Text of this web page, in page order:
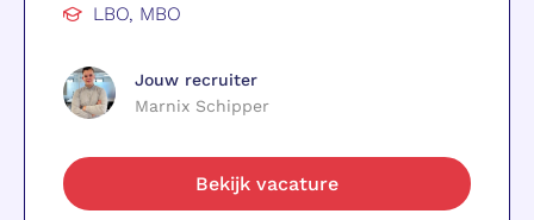
LBO, MBO
Jouw recruiter
Marnix Schipper
Bekijk vacature